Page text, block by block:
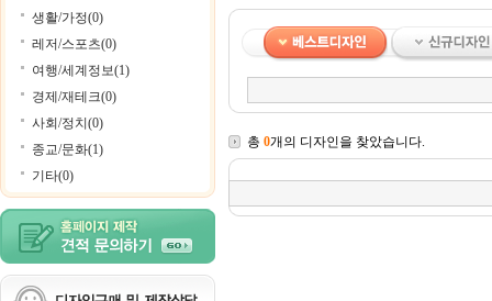
생활/가정(0)
레저/스포츠(0)
여행/세계정보(1)
경제/재테크(0)
사회/정치(0)
종교/문화(1)
기타(0)
총 0개의 디자인을 찾았습니다.